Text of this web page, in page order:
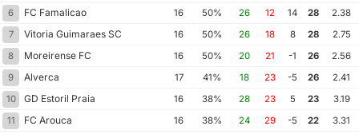
6
FC Famalicao 16 50% 26 12 14 28
2.38
7
Vitoria Guimaraes SC 16 50% 26 18 8 28
2.75
8
Moreirense FC 16 50% 20 21 -1 26
2.56
9
Alverca 17 41% 18 23 -5 26
2.41
10
GD Estoril Praia 16 38% 28 23 5 23
3.19
11
FC Arouca 16 38% 24 29 -5 22
3.31